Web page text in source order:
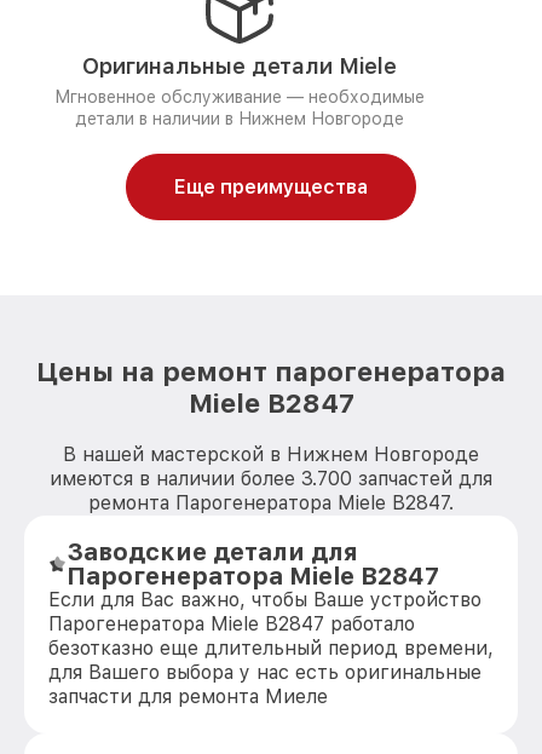
Оригинальные детали Miele
Мгновенное обслуживание — необходимые
детали в наличии в Нижнем Новгороде
Еще преимущества
Цены на ремонт парогенератора
Miele B2847
В нашей мастерской в Нижнем Новгороде
имеются в наличии более 3.700 запчастей для
ремонта Парогенератора Miele B2847.
Заводские детали для
Парогенератора Miele B2847
Если для Вас важно, чтобы Ваше устройство
Парогенератора Miele B2847 работало
безотказно еще длительный период времени,
для Вашего выбора у нас есть оригинальные
запчасти для ремонта Миеле